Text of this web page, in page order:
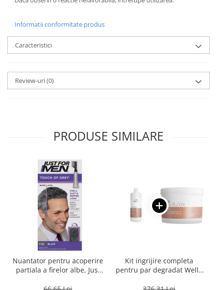
Informatii conformitate produs
Caracteristici
Review-uri(0)
PRODUSE SIMILARE
Nuantator pentru acoperire
partiala a firelor albe, Just
Kit ingrijire completa
pentru par degradat Wella